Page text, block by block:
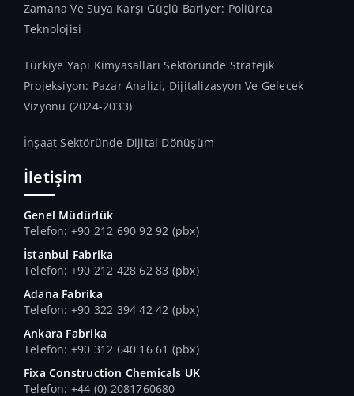
Zamana Ve Suya Karşı Güçlü Bariyer: Poliürea
Teknolojisi
Türkiye Yapı Kimyasalları Sektöründe Stratejik
Projeksiyon: Pazar Analizi, Dijitalizasyon Ve Gelecek
Vizyonu (2024-2033)
İnşaat Sektöründe Dijital Dönüşüm
İletişim
Genel Müdürlük
Telefon: +90 212 690 92 92 (pbx)
İstanbul Fabrika
Telefon: +90 212 428 62 83 (pbx)
Adana Fabrika
Telefon: +90 322 394 42 42 (pbx)
Ankara Fabrika
Telefon: +90 312 640 16 61 (pbx)
Fixa Construction Chemicals UK
Telefon: +44 (0) 2081760680